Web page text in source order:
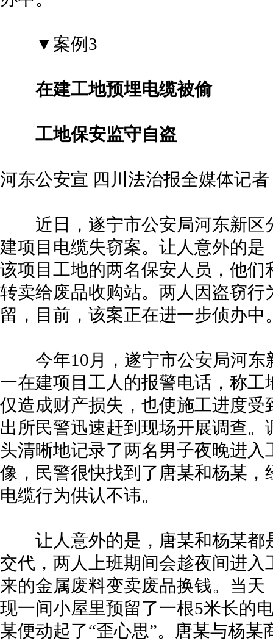
▼案例3
在建工地预埋电缆被偷
工地保安监守自盗
河东公安宣 四川法治报全媒体记
近日，遂宁市公安局河东新
建项目电缆失窃案。让人意外的
该项目工地的两名保安人员，他
转卖给废品收购站。两人因盗窃
留，目前，该案正在进一步侦办中
今年10月，遂宁市公安局河东
一在建项目工人的报警电话，称
仅造成财产损失，也使施工进度
出所民警迅速赶到现场开展调查
头清晰地记录了两名男子夜晚进
像，民警很快找到了唐某和杨某
电缆行为供认不讳。
让人意外的是，唐某和杨某都
交代，两人上班期间会趁夜间进
来的金属废料变卖废品换钱。当
现一间小屋里预留了一根5米长的
某便动起了“歪心思”。唐某与杨